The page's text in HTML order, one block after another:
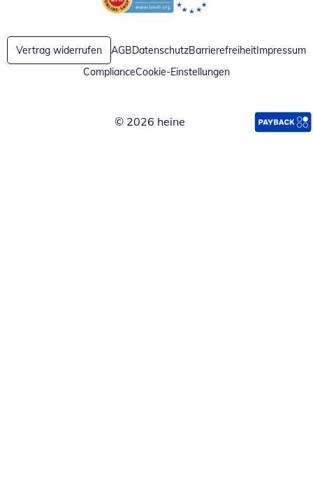
Öffnet in neuem FensterÖffnet in neuem Fenster
Vertrag widerrufen AGBDatenschutzBarrierefreiheitImpressum
ComplianceCookie-Einstellungen
© 2026 heine